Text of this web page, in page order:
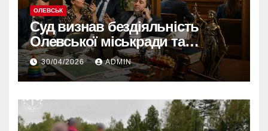
ОЛЕВСЬК
Суд визнав бездіяльність
Олевської міськради та
зобов’язав усунути порушення
30/04/2026 ADMIN